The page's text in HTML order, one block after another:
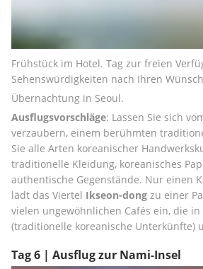
Frühstück im Hotel. Tag zur freien
Sehenswürdigkeiten nach Ihren
Übernachtung in Seoul.
Ausflugsvorschläge: Lassen Sie sich
verzaubern, einem berühmten
Sie alle Arten koreanischer
traditionelle Kleidung, koreanisches
authentische Gegenstände. Nur einen
lädt das Viertel Ikseon-dong zu einer
vielen ungewöhnlichen Cafés ein, die in
(traditionelle koreanische Unterkünfte)
Tag 6 | Ausflug zur Nami-Insel